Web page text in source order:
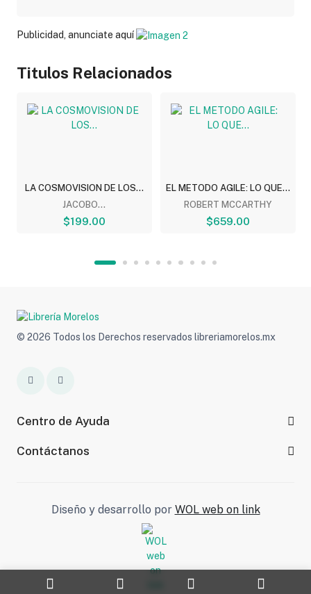
Publicidad, anunciate aquí
Titulos Relacionados
LA COSMOVISION DE LOS...
JACOBO...
$199.00
EL METODO AGILE: LO QUE...
ROBERT MCCARTHY
$659.00
© 2026 Todos los Derechos reservados libreriamorelos.mx
Centro de Ayuda
Contáctanos
Diseño y desarrollo por WOL web on link